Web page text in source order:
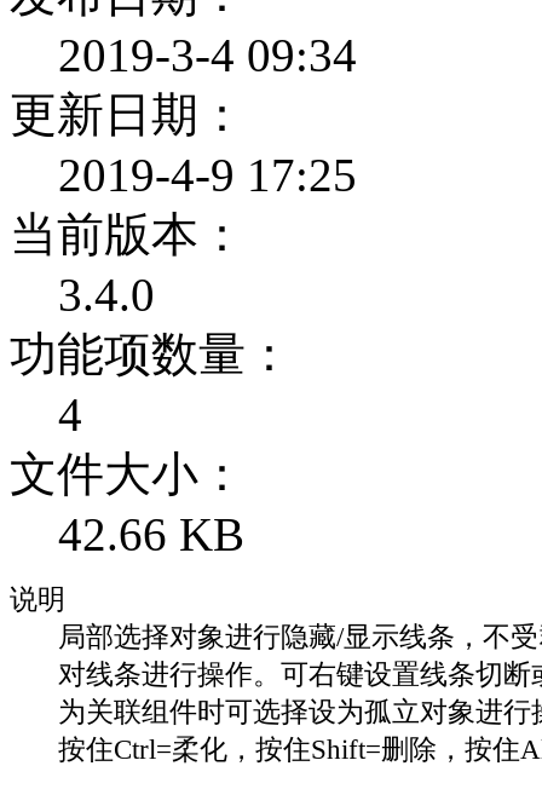
2019-3-4 09:34
更新日期：
2019-4-9 17:25
当前版本：
3.4.0
功能项数量：
4
文件大小：
42.66 KB
说明
局部选择对象进行隐藏/显示线条，不
对线条进行操作。可右键设置线条切断
为关联组件时可选择设为孤立对象进行
按住Ctrl=柔化，按住Shift=删除，按住